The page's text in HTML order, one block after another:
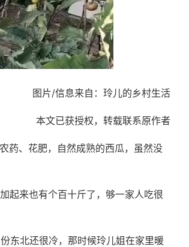
图片/信息来自：玲儿的乡村生活
本文已获授权，转载联系原作者
药、花肥，自然成熟的西瓜，虽然没
起来也有个百十斤了，够一家人吃很
东北还很冷，那时候玲儿姐在家里暖